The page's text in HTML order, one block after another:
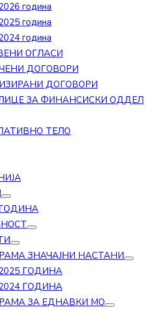
година
година
година
ОГЛАСИ
ДОГОВОРИ
ДОГОВОРИ
ЗА ФИНАНСИСКИ ОДДЕЛ
ТЕЛО
ЗНАЧАЈНИ НАСТАНИ
ГОДИНА
ГОДИНА
ЗА ЕДНАВКИ МО